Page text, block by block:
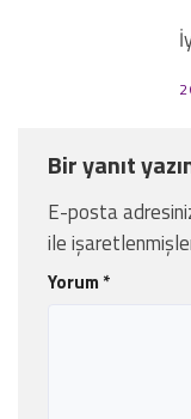
Bir yanıt
E-posta
ile
Yorum *